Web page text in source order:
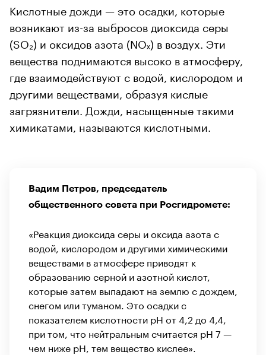
Кислотные дожди — это осадки, которые
возникают из-за выбросов диоксида серы
(SO₂) и оксидов азота (NOₓ) в воздух. Эти
вещества поднимаются высоко в атмосферу,
где взаимодействуют с водой, кислородом и
другими веществами, образуя кислые
загрязнители. Дожди, насыщенные такими
химикатами, называются кислотными.
Вадим Петров, председатель
общественного совета при Росгидромете:
«Реакция диоксида серы и оксида азота с
водой, кислородом и другими химическими
веществами в атмосфере приводят к
образованию серной и азотной кислот,
которые затем выпадают на землю с дождем,
снегом или туманом. Это осадки с
показателем кислотности pH от 4,2 до 4,4,
при том, что нейтральным считается pH 7 —
чем ниже pH, тем вещество кислее».